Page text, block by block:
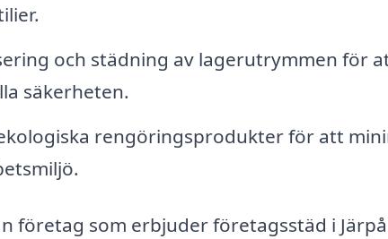
och städning av lagerutrymmen för
säkerheten.
rengöringsprodukter för att
företag som erbjuder företagsstäd i